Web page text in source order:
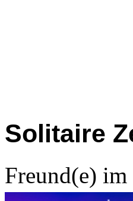
Solitaire
Freund(e) im